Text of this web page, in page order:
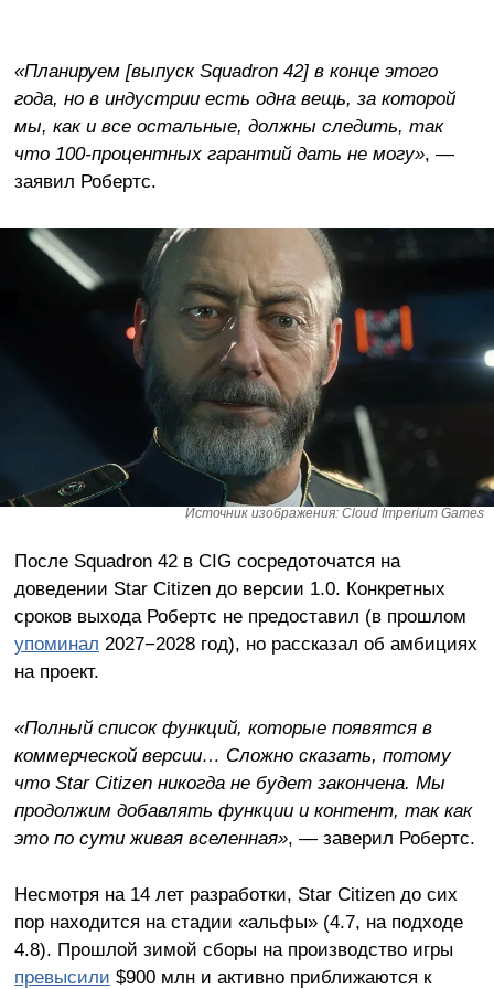
«Планируем [выпуск Squadron 42] в конце этого
года, но в индустрии есть одна вещь, за которой
мы, как и все остальные, должны следить, так
что 100-процентных гарантий дать не могу», —
заявил Робертс.
Источник изображения: Cloud Imperium Games
После Squadron 42 в CIG сосредоточатся на
доведении Star Citizen до версии 1.0. Конкретных
сроков выхода Робертс не предоставил (в прошлом
упоминал 2027−2028 год), но рассказал об амбициях
на проект.
«Полный список функций, которые появятся в
коммерческой версии… Сложно сказать, потому
что Star Citizen никогда не будет закончена. Мы
продолжим добавлять функции и контент, так как
это по сути живая вселенная», — заверил Робертс.
Несмотря на 14 лет разработки, Star Citizen до сих
пор находится на стадии «альфы» (4.7, на подходе
4.8). Прошлой зимой сборы на производство игры
превысили $900 млн и активно приближаются к